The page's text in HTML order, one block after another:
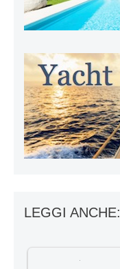
LEGGI ANCHE: